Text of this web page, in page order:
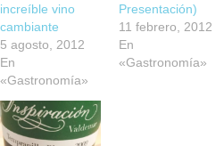
increíble vino
cambiante
5 agosto, 2012
En
«Gastronomía»
Presentación)
11 febrero, 2012
En
«Gastronomía»